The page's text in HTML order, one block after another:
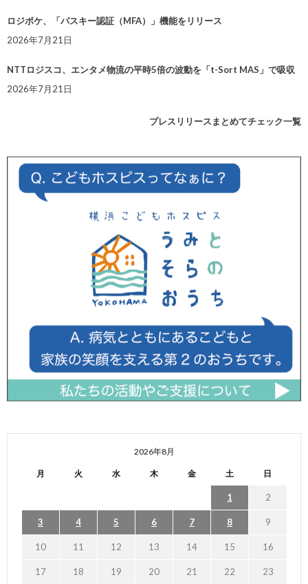
ロジポケ、「パスキー認証（MFA）」機能をリリース
2026年7月21日
NTTロジスコ、エンタメ物流の平時5倍の波動を「t-Sort MAS」で吸収
2026年7月21日
プレスリリースまとめてチェック一覧
2026年8月
月 火 水 木 金 土 日
1 2
3 4 5 6 7 8 9
10 11 12 13 14 15 16
17 18 19 20 21 22 23